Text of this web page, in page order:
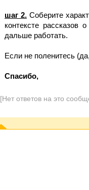
шаг 2.Соберите
контексте
дальше работать.
Если не поленитесь
Спасибо,
[Нет ответов на это